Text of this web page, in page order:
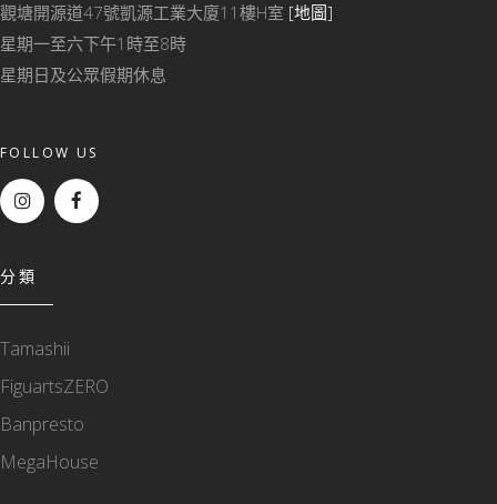
觀塘開源道47號凱源工業大廈11樓H室 [地圖]
星期一至六下午1時至8時
星期日及公眾假期休息
FOLLOW US
分類
Tamashii
FiguartsZERO
Banpresto
MegaHouse